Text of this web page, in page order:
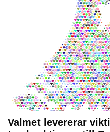
Valmet levererar